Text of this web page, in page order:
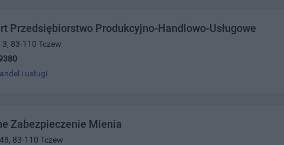
Przedsiębiorstwo Produkcyjno-Handlowo-Usługowe
83-110 Tczew
i usługi
Zabezpieczenie Mienia
83-110 Tczew